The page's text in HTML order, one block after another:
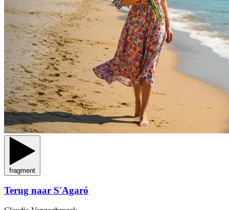
fragment
Terug naar S'Agaró